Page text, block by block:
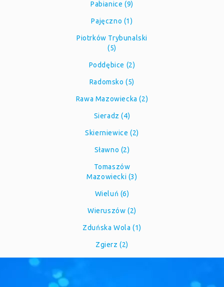
Pabianice (9)
Pajęczno (1)
Piotrków Trybunalski
(5)
Poddębice (2)
Radomsko (5)
Rawa Mazowiecka (2)
Sieradz (4)
Skierniewice (2)
Sławno (2)
Tomaszów
Mazowiecki (3)
Wieluń (6)
Wieruszów (2)
Zduńska Wola (1)
Zgierz (2)